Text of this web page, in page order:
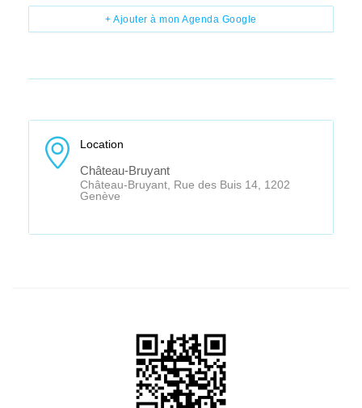
+ Ajouter à mon Agenda Google
Location
Château-Bruyant
Château-Bruyant, Rue des Buis 14, 1202
Genève